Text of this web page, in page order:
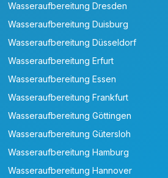
Wasseraufbereitung Dresden
Wasseraufbereitung Duisburg
Wasseraufbereitung Düsseldorf
Wasseraufbereitung Erfurt
Wasseraufbereitung Essen
Wasseraufbereitung Frankfurt
Wasseraufbereitung Göttingen
Wasseraufbereitung Gütersloh
Wasseraufbereitung Hamburg
Wasseraufbereitung Hannover